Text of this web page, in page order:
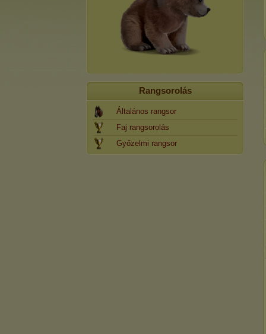
Rangsorolás
Általános rangsor
Faj rangsorolás
Győzelmi rangsor